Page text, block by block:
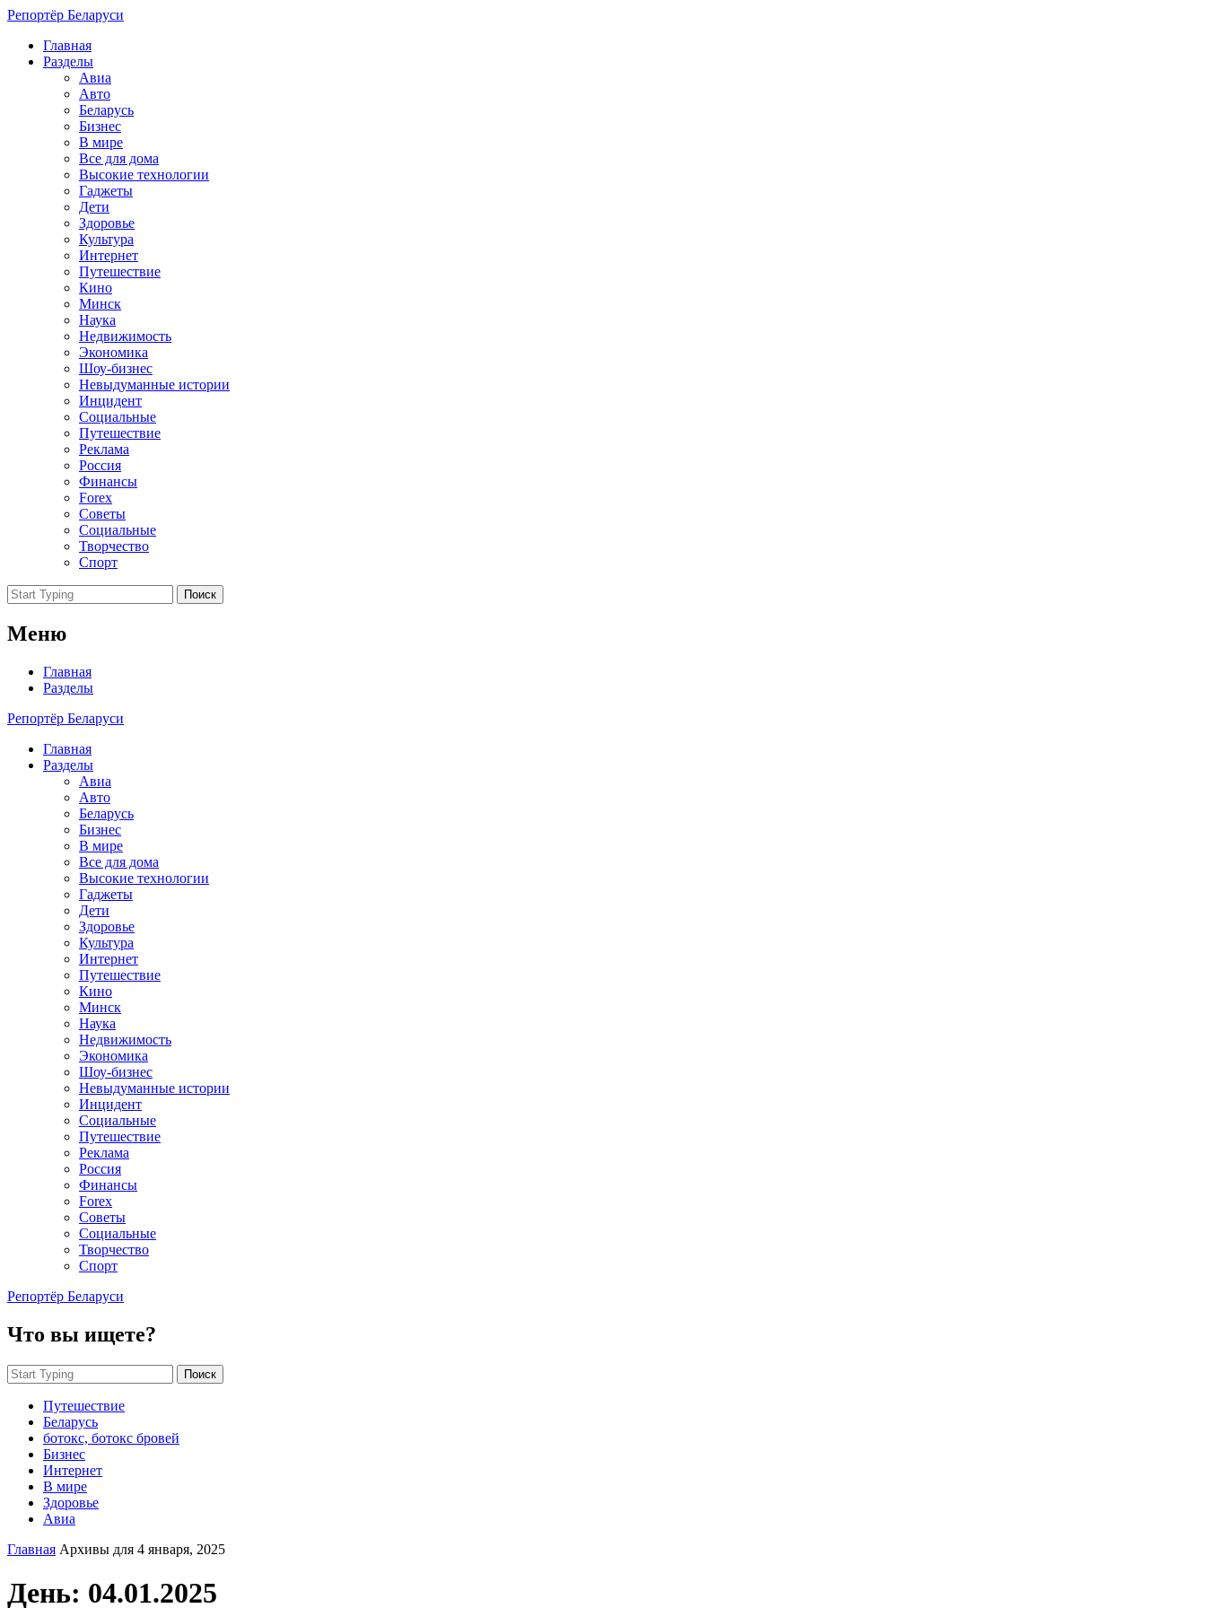
Репортёр Беларуси
Главная
Разделы
Авиа
Авто
Беларусь
Бизнес
В мире
Все для дома
Высокие технологии
Гаджеты
Дети
Здоровье
Культура
Интернет
Путешествие
Кино
Минск
Наука
Недвижимость
Экономика
Шоу-бизнес
Невыдуманные истории
Инцидент
Социальные
Путешествие
Реклама
Россия
Финансы
Forex
Советы
Социальные
Творчество
Спорт
Поиск
Меню
Главная
Разделы
Репортёр Беларуси
Главная
Разделы
Авиа
Авто
Беларусь
Бизнес
В мире
Все для дома
Высокие технологии
Гаджеты
Дети
Здоровье
Культура
Интернет
Путешествие
Кино
Минск
Наука
Недвижимость
Экономика
Шоу-бизнес
Невыдуманные истории
Инцидент
Социальные
Путешествие
Реклама
Россия
Финансы
Forex
Советы
Социальные
Творчество
Спорт
Репортёр Беларуси
Что вы ищете?
Поиск
Путешествие
Беларусь
ботокс, ботокс бровей
Бизнес
Интернет
В мире
Здоровье
Авиа
Главная Архивы для 4 января, 2025
День: 04.01.2025